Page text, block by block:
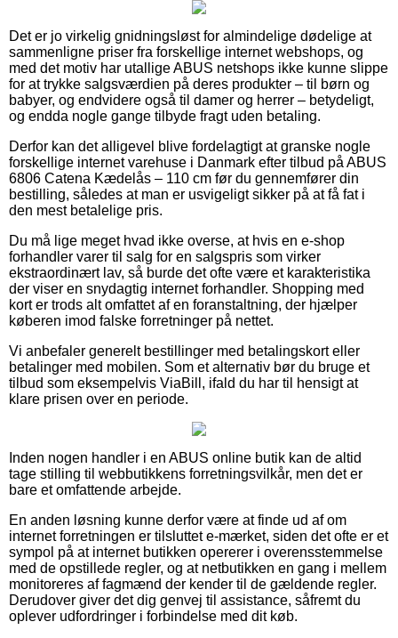
Det er jo virkelig gnidningsløst for almindelige dødelige at
sammenligne priser fra forskellige internet webshops, og
med det motiv har utallige ABUS netshops ikke kunne slippe
for at trykke salgsværdien på deres produkter – til børn og
babyer, og endvidere også til damer og herrer – betydeligt,
og endda nogle gange tilbyde fragt uden betaling.
Derfor kan det alligevel blive fordelagtigt at granske nogle
forskellige internet varehuse i Danmark efter tilbud på ABUS
6806 Catena Kædelås – 110 cm før du gennemfører din
bestilling, således at man er usvigeligt sikker på at få fat i
den mest betalelige pris.
Du må lige meget hvad ikke overse, at hvis en e-shop
forhandler varer til salg for en salgspris som virker
ekstraordinært lav, så burde det ofte være et karakteristika
der viser en snydagtig internet forhandler. Shopping med
kort er trods alt omfattet af en foranstaltning, der hjælper
køberen imod falske forretninger på nettet.
Vi anbefaler generelt bestillinger med betalingskort eller
betalinger med mobilen. Som et alternativ bør du bruge et
tilbud som eksempelvis ViaBill, ifald du har til hensigt at
klare prisen over en periode.
Inden nogen handler i en ABUS online butik kan de altid
tage stilling til webbutikkens forretningsvilkår, men det er
bare et omfattende arbejde.
En anden løsning kunne derfor være at finde ud af om
internet forretningen er tilsluttet e-mærket, siden det ofte er et
sympol på at internet butikken opererer i overensstemmelse
med de opstillede regler, og at netbutikken en gang i mellem
monitoreres af fagmænd der kender til de gældende regler.
Derudover giver det dig genvej til assistance, såfremt du
oplever udfordringer i forbindelse med dit køb.